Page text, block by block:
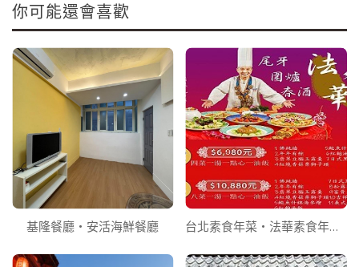
你可能還會喜歡
基隆餐廳‧安活海鮮餐廳 台北素食年菜‧法華素食年菜訂購